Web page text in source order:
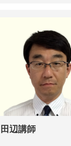
田辺講師